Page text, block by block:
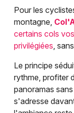
Pour les
montagne,
certains cols
privilégiées,
Le principe
rythme, profiter
panoramas
s'adresse